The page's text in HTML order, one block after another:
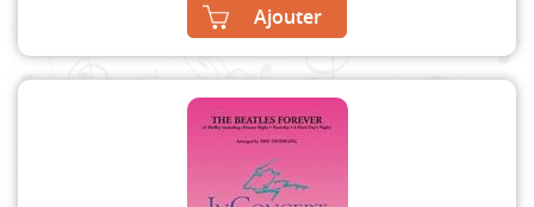
Ajouter